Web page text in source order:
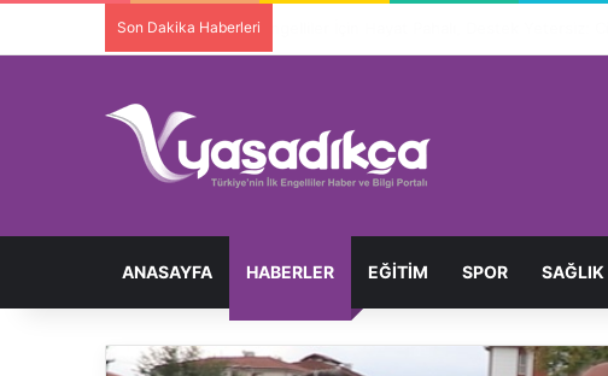
Son Dakika Haberleri
ANASAYFA HABERLER EĞITIM SPOR SAĞLIK